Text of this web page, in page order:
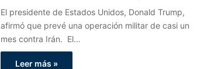
El presidente de Estados Unidos, Donald Trump,
afirmó que prevé una operación militar de casi un
mes contra Irán. El…
Leer más »